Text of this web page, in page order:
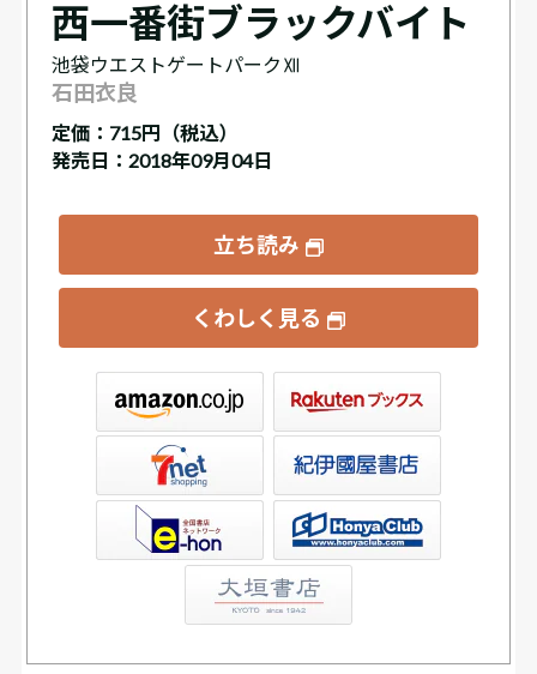
西一番街ブラックバイト
池袋ウエストゲートパークⅫ
石田衣良
定価： 715円（税込）
発売日：2018年09月04日
立ち読み
くわしく見る
書店ウェブストア